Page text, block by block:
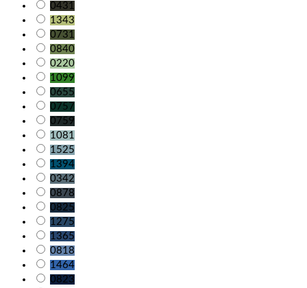
0431
1343
0731
0840
0220
1099
0655
0757
0759
1081
1525
1394
0342
0878
0825
1275
1365
0818
1464
0823